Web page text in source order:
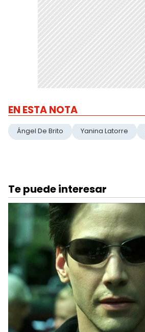
EN ESTA NOTA
Ángel De Brito Yanina Latorre